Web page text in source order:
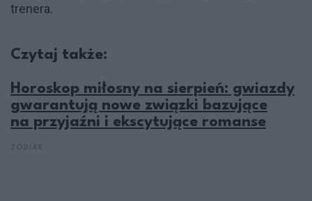
trenera.
Czytaj także:
Horoskop miłosny na sierpień: gwiazdy
gwarantują nowe związki bazujące
na przyjaźni i ekscytujące romanse